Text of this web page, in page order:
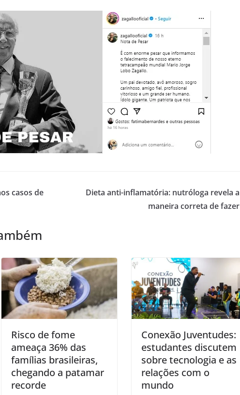
casos de
Dieta anti-inflamatória: nutróloga revela a
maneira correta de fazer
Risco de fome
ameaça 36% das
famílias brasileiras,
chegando a patamar
recorde
Conexão Juventudes:
estudantes discutem
sobre tecnologia e as
relações com o
mundo